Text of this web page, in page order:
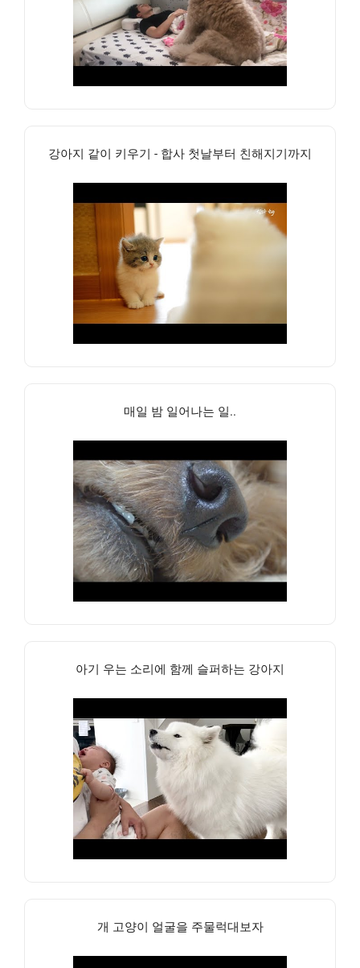
강아지 같이 키우기 - 합사 첫날부터 친해지기까지
매일 밤 일어나는 일..
아기 우는 소리에 함께 슬퍼하는 강아지
개 고양이 얼굴을 주물럭대보자